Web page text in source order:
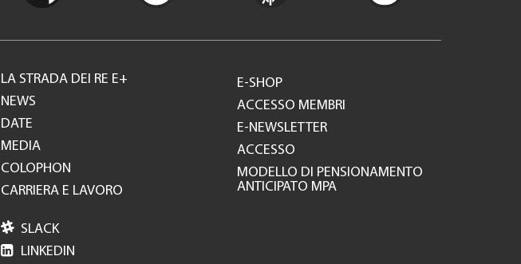
Footer
GH
LA STRADA DEI RE E+
NEWS
DATE
MEDIA
COLOPHON
CARRIERA E LAVORO
E-SHOP
ACCESSO MEMBRI
E-NEWSLETTER
ACCESSO
MODELLO DI PENSIONAMENTO
ANTICIPATO MPA
 SLACK
 LINKEDIN